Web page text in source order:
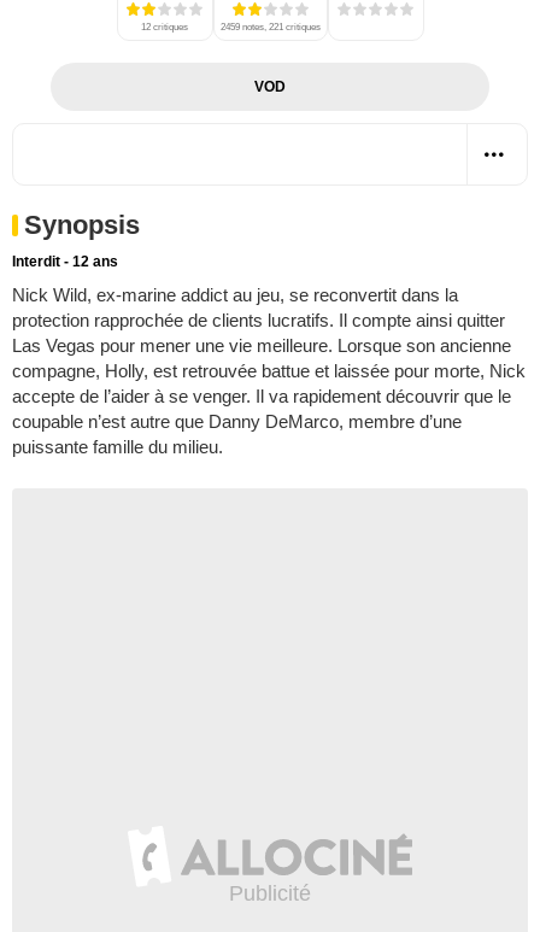
12 critiques 2459 notes, 221 critiques
VOD
Synopsis
Interdit - 12 ans
Nick Wild, ex-marine addict au jeu, se reconvertit dans la
protection rapprochée de clients lucratifs. Il compte ainsi quitter
Las Vegas pour mener une vie meilleure. Lorsque son ancienne
compagne, Holly, est retrouvée battue et laissée pour morte, Nick
accepte de l’aider à se venger. Il va rapidement découvrir que le
coupable n’est autre que Danny DeMarco, membre d’une
puissante famille du milieu.